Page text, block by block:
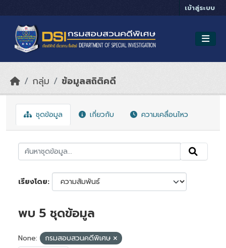
เข้าสู่ระบบ
กลุ่ม ข้อมูลสถิติคดี
ชุดข้อมูล เกี่ยวกับ ความเคลื่อนไหว
เรียงโดย
พบ 5 ชุดข้อมูล
None: กรมสอบสวนคดีพิเศษ